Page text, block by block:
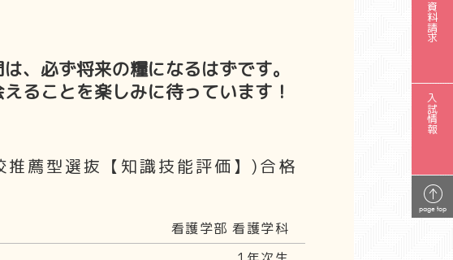
資料請求
入試情報
page top
、必ず将来の糧になるはずです。
ることを楽しみに待っています！
型選抜【知識技能評価】)合格
看護学部 看護学科